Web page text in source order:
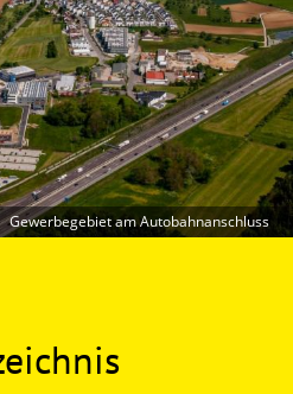
Gewerbegebiet am Autobahnanschluss